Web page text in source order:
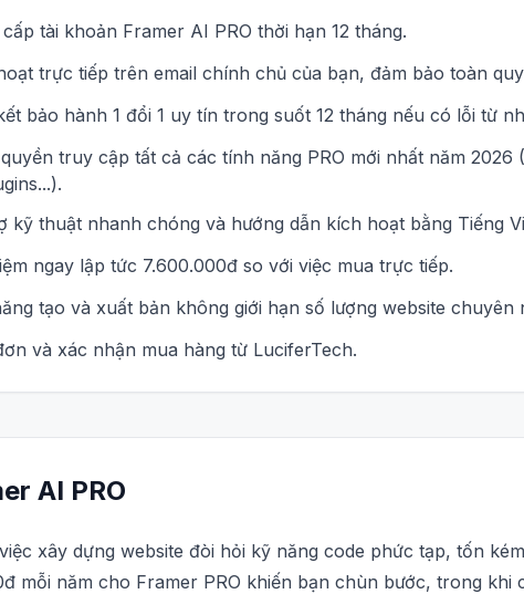
tài khoản Framer AI PRO thời hạn 12 tháng.
trực tiếp trên email chính chủ của bạn, đảm bảo toàn
bảo hành 1 đổi 1 uy tín trong suốt 12 tháng nếu có lỗi từ
truy cập tất cả các tính năng PRO mới nhất năm 2026
kỹ thuật nhanh chóng và hướng dẫn kích hoạt bằng Tiếng
ngay lập tức 7.600.000đ so với việc mua trực tiếp.
tạo và xuất bản không giới hạn số lượng website chuyên
và xác nhận mua hàng từ LuciferTech.
AI PRO
xây dựng website đòi hỏi kỹ năng code phức tạp, tốn
mỗi năm cho Framer PRO khiến bạn chùn bước, trong khi